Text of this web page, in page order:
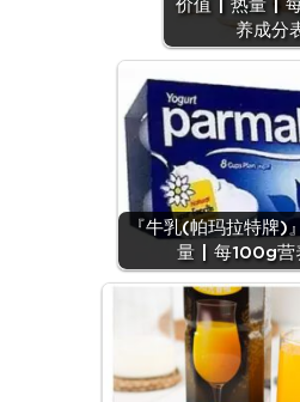
价值 | 热量 |
养成分
『牛乳(帕玛拉特牌)
量 | 每100g营